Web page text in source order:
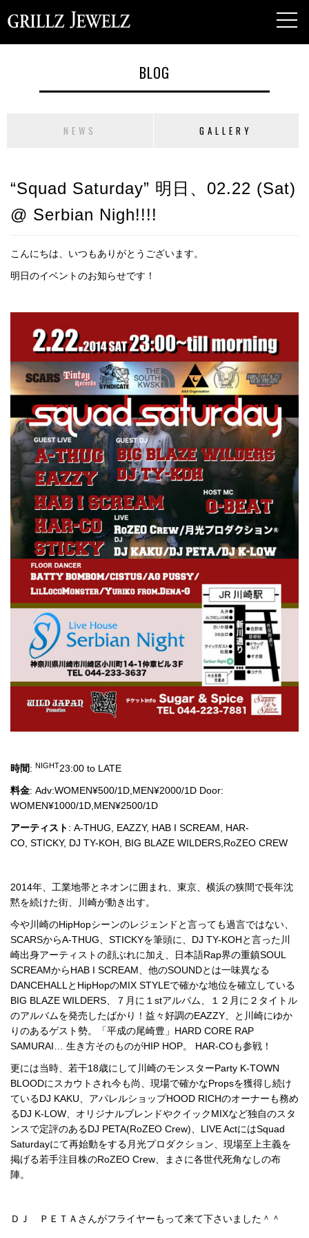
BLOG
NEWS GALLERY
“Squad Saturday” 明日、02.22 (Sat)
@ Serbian Nigh!!!!
こんにちは、いつもありがとうございます。
明日のイベントのお知らせです！
時間: NIGHT23:00 to LATE
料金: Adv:WOMEN¥500/1D,MEN¥2000/1D Door:
WOMEN¥1000/1D,MEN¥2500/1D
アーティスト: A-THUG EAZZY, HAB I SCREAM
HAR-
CO STICKY, DJ TY-KOH BIG BLAZE WILDERS RoZEO CREW
2014年、工業地帯とネオンに囲まれ、東京、横浜の狭間で長年沈
黙を続けた街、川崎が動き出す。
今や川崎のHipHopシーンのレジェンドと言っても過言ではない、
SCARSからA-THUG、STICKYを筆頭に、DJ TY-KOHと言った川
崎出身アーティストの顔ぶれに加え、日本語Rap界の重鎮SOUL
SCREAMからHAB I SCREAM、他のSOUNDとは一味異なる
DANCEHALLとHipHopのMIX STYLEで確かな地位を確立している
BIG BLAZE WILDERS、７月に１stアルバム、１２月に２タイトル
のアルバムを発売したばかり！益々好調のEAZZY、と川崎にゆか
りのあるゲスト勢。「平成の尾崎豊」HARD CORE RAP
SAMURAI… 生き方そのものがHIP HOP。 HAR-COも参戦！
更には当時、若干18歳にして川崎のモンスターParty K-TOWN
BLOODにスカウトされ今も尚、現場で確かなPropsを獲得し続け
ているDJ KAKU、アパレルショップHOOD RICHのオーナーも務め
るDJ K-LOW、オリジナルブレンドやクイックMIXなど独自のスタ
ンスで定評のあるDJ PETA(RoZEO Crew)、LIVE ActにはSquad
Saturdayにて再始動をする月光プロダクション、現場至上主義を
掲げる若手注目株のRoZEO Crew、まさに各世代死角なしの布
陣。
ＤＪ ＰＥＴＡさんがフライヤーもって来て下さいました＾＾